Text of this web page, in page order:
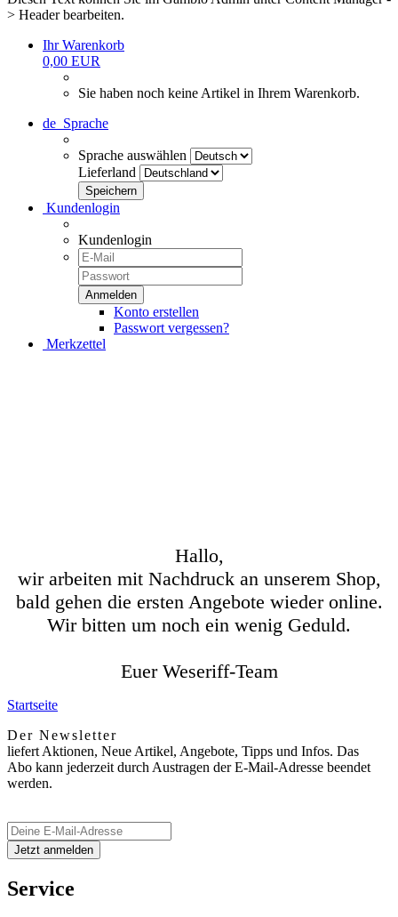
> Header bearbeiten.
Ihr Warenkorb
0,00 EUR
Sie haben noch keine Artikel in Ihrem Warenkorb.
de Sprache
Sprache auswählen
Lieferland
Kundenlogin
Kundenlogin
Konto erstellen
Passwort vergessen?
Merkzettel
Hallo,
wir arbeiten mit Nachdruck an unserem Shop,
bald gehen die ersten Angebote wieder online.
Wir bitten um noch ein wenig Geduld.
Euer Weseriff-Team
Startseite
Der Newsletter
liefert Aktionen, Neue Artikel, Angebote, Tipps und Infos. Das
Abo kann jederzeit durch Austragen der E-Mail-Adresse beendet
werden.
Service